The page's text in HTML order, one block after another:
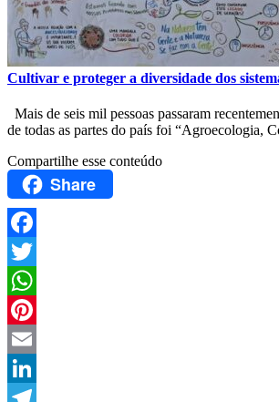
Cultivar e proteger a diversidade dos
Mais de seis mil pessoas passaram
de todas as partes do país foi “Agroecologia,
Compartilhe esse conteúdo
Share
Facebook
Twitter
WhatsApp
Pinterest
Email
LinkedIn